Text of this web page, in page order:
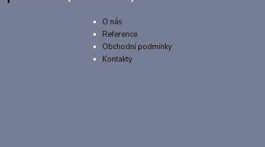
O nás
Reference
Obchodní podmínky
Kontakty